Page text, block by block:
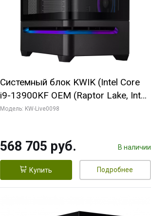
Системный блок KWIK (Intel Core
i9-13900KF OEM (Raptor Lake, Intel
7, C24 16EC/8P/ 16 ГБ ОЗУ (2
Turbo/ 512 ГБ SSD)
Модель: KW-Live0098
568 705 руб. В наличии
Купить Подробнее